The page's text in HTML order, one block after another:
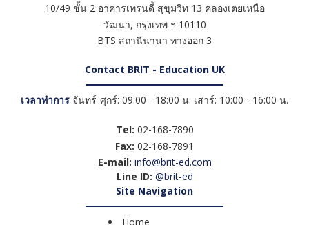
10/49 ชั้น 2 อาคารเทรนดี้ สุขุมวิท 13 คลองเตยเหนือ
วัฒนา, กรุงเทพ ฯ 10110
BTS สถานีนานา ทางออก 3
Contact BRIT - Education UK
เวลาทำการ จันทร์-ศุกร์: 09:00 - 18:00 น. เสาร์: 10:00 - 16:00 น.
Tel: 02-168-7890
Fax: 02-168-7891
E-mail: info@brit-ed.com
Line ID: @brit-ed
Site Navigation
Home